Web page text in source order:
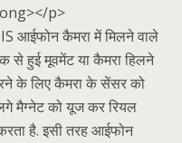
p>
आईफोन कैमरा में मिलने वाले
से हुई मूवमेंट या कैमरा हिलने
के लिए कैमरा के सेंसर को
मैग्नेट को यूज कर रियल
है. इसी तरह आईफोन